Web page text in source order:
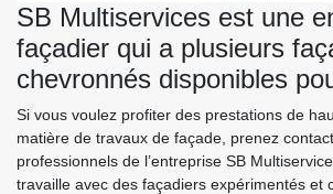
SB Multiservices est une
façadier qui a plusieurs
chevronnés disponibles
Si vous voulez profiter des prestations de
matière de travaux de façade, prenez
professionnels de l’entreprise SB
travaille avec des façadiers expérimentés et